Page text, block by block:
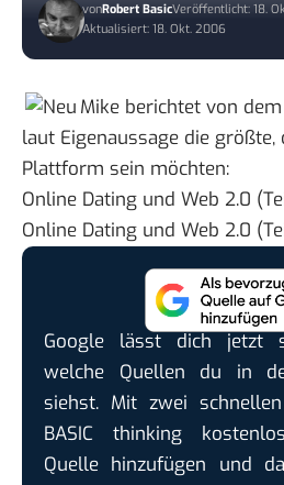
vonRobert BasicVeröffentlicht: 18.
Aktualisiert: 18. Okt. 2006
Mike berichtet von
laut Eigenaussage die größte,
Plattform sein möchten:
Online Dating und Web 2.0
Online Dating und Web 2.0
Google lässt dich jetzt
welche Quellen du in
siehst. Mit zwei
BASIC thinking
Quelle hinzufügen und